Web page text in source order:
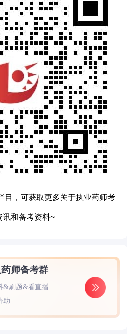
目，可获取更多关于执业药师考
讯和备考资料~
师备考群
&刷题&看直播
助